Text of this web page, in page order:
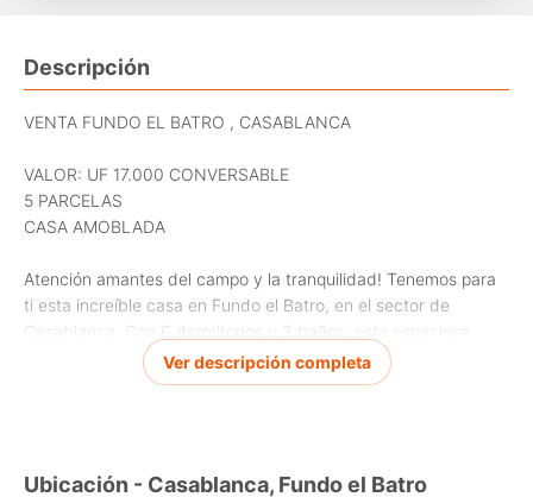
Descripción
VENTA FUNDO EL BATRO , CASABLANCA
VALOR: UF 17.000 CONVERSABLE
5 PARCELAS
CASA AMOBLADA
Atención amantes del campo y la tranquilidad! Tenemos para
ti esta increíble casa en Fundo el Batro, en el sector de
Casablanca. Con 6 dormitorios y 3 baños, esta espaciosa
propiedad es perfecta para una familia grande o para aquellos
que disfrutan de recibir visitas. Con un terreno de 39000 m2,
Además, esta casa tipo Chalet cuenta con 255 m2 totales,
Ver descripción completa
Ubicación - Casablanca, Fundo el Batro